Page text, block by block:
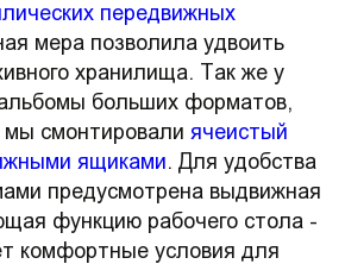
передвижных
мера позволила удвоить
хранилища. Так же у
больших форматов,
смонтировали ячеистый
ящиками. Для удобства
предусмотрена выдвижная
функцию рабочего стола -
комфортные условия для